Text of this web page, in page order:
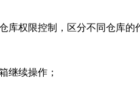
库权限控制，区分不同仓库的
继续操作；